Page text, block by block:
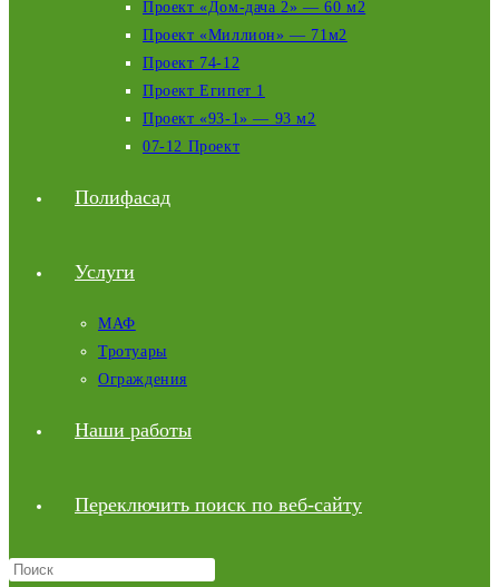
Проект «Дом-дача 2» — 60 м2
Проект «Миллион» — 71м2
Проект 74-12
Проект Египет 1
Проект «93-1» — 93 м2
07-12 Проект
Полифасад
Услуги
МАФ
Тротуары
Ограждения
Наши работы
Переключить поиск по веб-сайту